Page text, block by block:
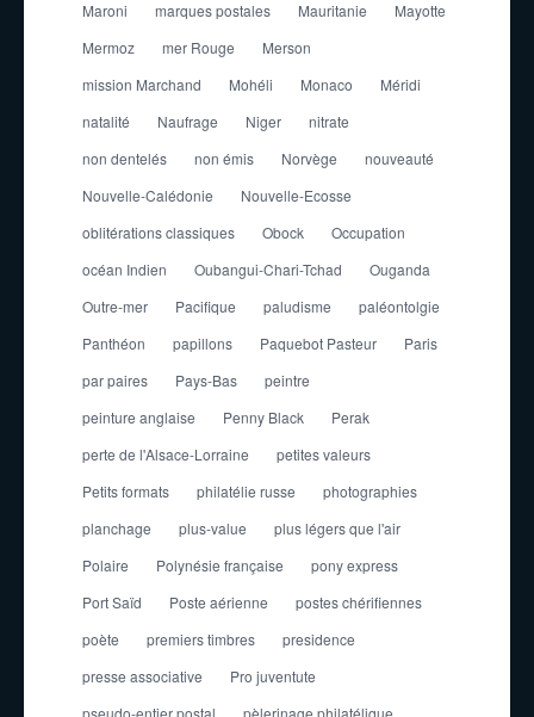
Maroni marques postales Mauritanie
Mayotte
Mermoz
mer Rouge
Merson
mission Marchand
Mohéli Monaco
Méridi
natalité
Naufrage Niger
nitrate
non dentelés
non émis Norvège
nouveauté
Nouvelle-Calédonie
Nouvelle-Ecosse
oblitérations classiques
Obock
Occupation
océan Indien
Oubangui-Chari-Tchad
Ouganda
Outre-mer
Pacifique paludisme
paléontolgie
Panthéon
papillons Paquebot Pasteur
Paris
par paires
Pays-Bas
peintre
peinture anglaise
Penny Black
Perak
perte de l'Alsace-Lorraine
petites valeurs
Petits formats
philatélie russe
photographies
planchage
plus-value
plus légers que l'air
Polaire
Polynésie française
pony express
Port Saïd
Poste aérienne
postes chérifiennes
poète
premiers timbres
presidence
presse associative
Pro juventute